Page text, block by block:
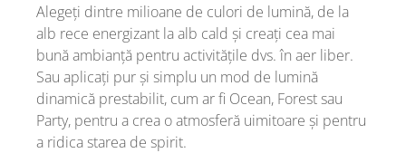
Alegeți dintre milioane de culori de lumină, de la
alb rece energizant la alb cald și creați cea mai
bună ambianță pentru activitățile dvs. în aer liber.
Sau aplicați pur și simplu un mod de lumină
dinamică prestabilit, cum ar fi Ocean, Forest sau
Party, pentru a crea o atmosferă uimitoare și pentru
a ridica starea de spirit.